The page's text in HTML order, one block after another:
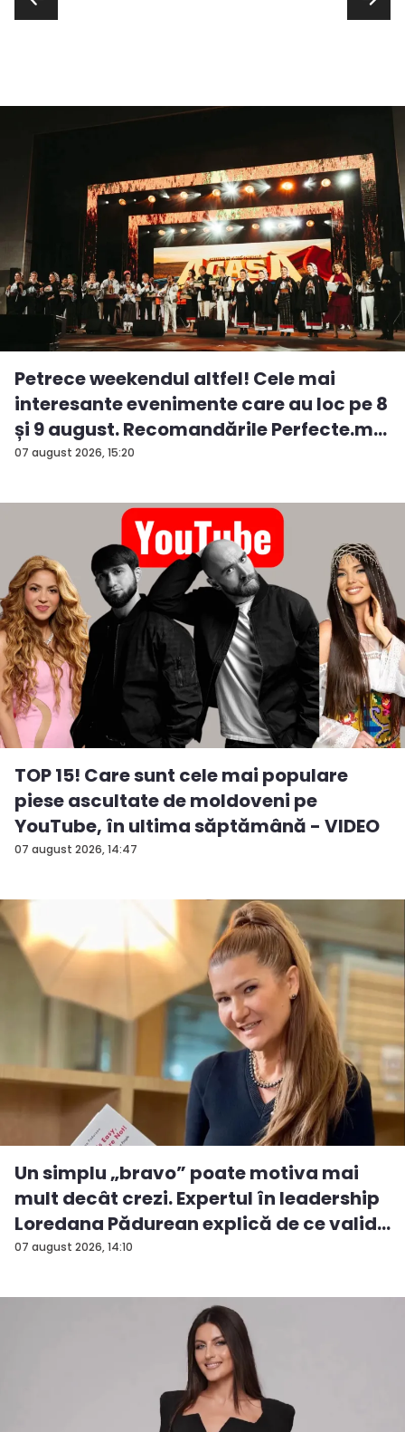
07 august 2026, 15:20
Petrece weekendul altfel! Cele mai
interesante evenimente care au loc pe 8
și 9 august. Recomandările Perfecte.m...
07 august 2026, 14:47
TOP 15! Care sunt cele mai populare
piese ascultate de moldoveni pe
YouTube, în ultima săptămână - VIDEO
07 august 2026, 14:10
Un simplu „bravo” poate motiva mai
mult decât crezi. Expertul în leadership
Loredana Pădurean explică de ce valid...